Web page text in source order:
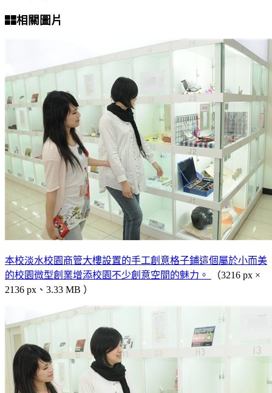
相關圖片
本校淡水校園商管大樓設置的手工創意格子鋪這個屬於小而美
的校園微型創業增添校園不少創意空間的魅力。
（3216 px ×
2136 px、3.33 MB ）